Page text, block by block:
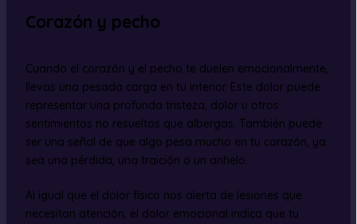
Corazón y pecho
Cuando el corazón y el pecho te duelen emocionalmente,
llevas una pesada carga en tu interior. Este dolor puede
representar una profunda tristeza, dolor u otros
sentimientos no resueltos que albergas. También puede
ser una señal de que algo pesa mucho en tu corazón, ya
sea una pérdida, una traición o un anhelo.
Al igual que el dolor físico nos alerta de lesiones que
necesitan atención, el dolor emocional indica que tu